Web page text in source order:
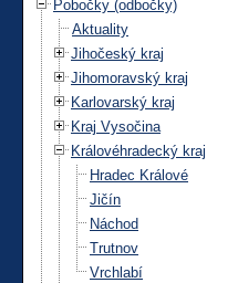
Pobočky (odbočky)
Aktuality
Jihočeský kraj
Jihomoravský kraj
Karlovarský kraj
Kraj Vysočina
Královéhradecký kraj
Hradec Králové
Jičín
Náchod
Trutnov
Vrchlabí